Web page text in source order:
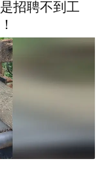
招聘不到工